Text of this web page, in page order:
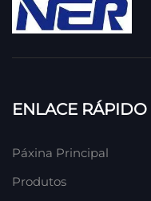
ENLACE RÁPIDO
Páxina Principal
Produtos